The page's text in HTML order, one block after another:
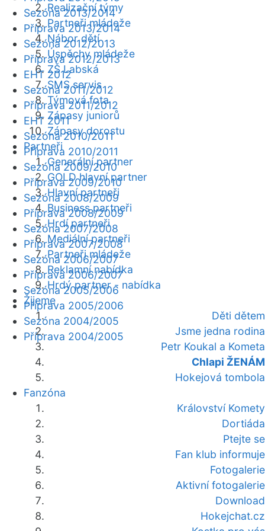
Realizační týmy
Partneři mládeže
Nábor dětí
Úspěchy mládeže
ZŠ Labská
SMS servis
Týmová fota
Zápasy juniorů
Zápasy dorostu
Partneři
Generální partner
GOLD hlavní partner
Hlavní partneři
Business partneři
Hrdí partneři
Mediální partneři
Partneři mládeže
Reklamní nabídka
Hrdý partner - nabídka
Žijeme
Děti dětem
Jsme jedna rodina
Petr Koukal a Kometa
Chlapi ŽENÁM
Hokejová tombola
Fanzóna
Království Komety
Dortiáda
Ptejte se
Fan klub informuje
Fotogalerie
Aktivní fotogalerie
Download
Hokejchat.cz
Sezóna 2013/2014
Příprava 2013/2014
Sezóna 2012/2013
Příprava 2012/2013
EHT 2012
Sezóna 2011/2012
Příprava 2011/2012
EHT 2011
Sezóna 2010/2011
Příprava 2010/2011
Sezóna 2009/2010
Příprava 2009/2010
Sezóna 2008/2009
Příprava 2008/2009
Sezóna 2007/2008
Příprava 2007/2008
Sezóna 2006/2007
Příprava 2006/2007
Sezóna 2005/2006
Příprava 2005/2006
Sezóna 2004/2005
Příprava 2004/2005